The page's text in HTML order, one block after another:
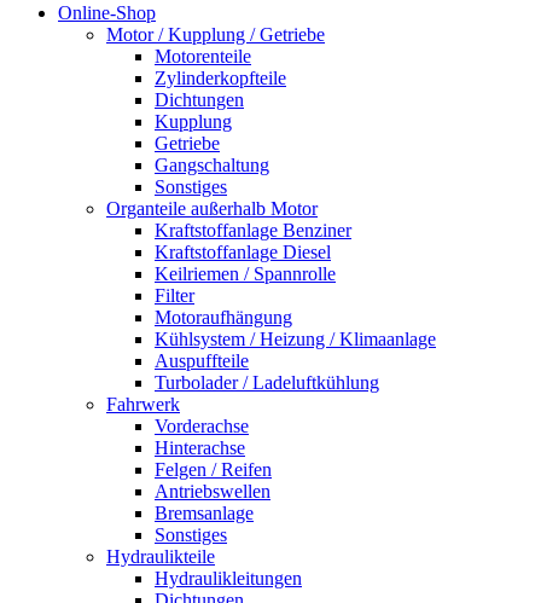
Online-Shop
Motor / Kupplung / Getriebe
Motorenteile
Zylinderkopfteile
Dichtungen
Kupplung
Getriebe
Gangschaltung
Sonstiges
Organteile außerhalb Motor
Kraftstoffanlage Benziner
Kraftstoffanlage Diesel
Keilriemen / Spannrolle
Filter
Motoraufhängung
Kühlsystem / Heizung / Klimaanlage
Auspuffteile
Turbolader / Ladeluftkühlung
Fahrwerk
Vorderachse
Hinterachse
Felgen / Reifen
Antriebswellen
Bremsanlage
Sonstiges
Hydraulikteile
Hydraulikleitungen